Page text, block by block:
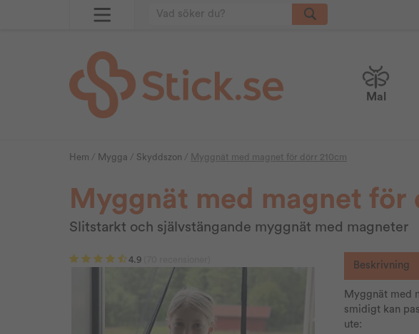
Mal
Hem / Mygga / Skyddszon / Myggnät med magnet för dörr 210cm
Myggnät med magnet för
Slitstarkt och självstängande myggnät med magneter
4.9
Beskrivning
Myggnät med
smidigt kan
ute: